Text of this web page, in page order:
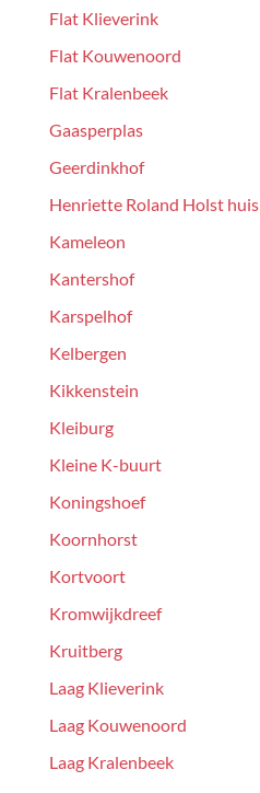
Flat Klieverink
Flat Kouwenoord
Flat Kralenbeek
Gaasperplas
Geerdinkhof
Henriette Roland Holst huis
Kameleon
Kantershof
Karspelhof
Kelbergen
Kikkenstein
Kleiburg
Kleine K-buurt
Koningshoef
Koornhorst
Kortvoort
Kromwijkdreef
Kruitberg
Laag Klieverink
Laag Kouwenoord
Laag Kralenbeek